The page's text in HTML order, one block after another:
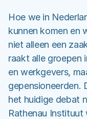
Hoe we in
kunnen komen en
niet alleen een
raakt alle groepen
en werkgevers,
gepensioneerden.
het huidige debat
Rathenau